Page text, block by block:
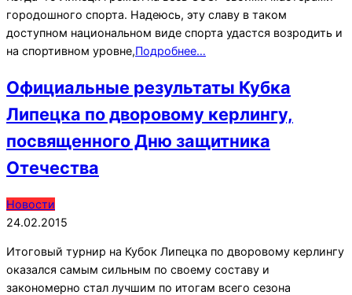
городошного спорта. Надеюсь, эту славу в таком
доступном национальном виде спорта удастся возродить и
на спортивном уровне,Подробнее…
Официальные результаты Кубка
Липецка по дворовому керлингу,
посвященного Дню защитника
Отечества
2015-
02-
Новости
24.02.2015
Итоговый турнир на Кубок Липецка по дворовому керлингу
оказался самым сильным по своему составу и
закономерно стал лучшим по итогам всего сезона